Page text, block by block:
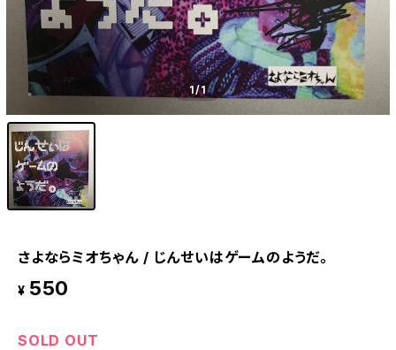
1/1
さよならミオちゃん / じんせいはゲームのようだ。
¥ 550
SOLD OUT